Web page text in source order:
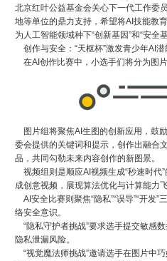
北京红叶公益基金会关心下一代工作委
地等单位的鼎力支持，希望将AI技能教
为人工智能领域种下“创新基因”和“安全基
创作与安全：“天枢杯”激发青少年AI潜
在AI创作比赛中，小选手们将分为图
图片组将聚焦AI生图的创新应用，鼓
委会提供的关键词和提示，创作出融合
品，共同勾勒未来内容创作的新图景。
视频组则是顺应AI视频生成“秒速时代
成创意视频，展现算法优化与计算能力
AI安全比赛则聚焦“隐私”“误导”“开发”
络安全意识。
“隐私守护者挑战”要求选手提交敏感
隐私泄漏风险。
“视觉魔法师挑战”邀请选手在图片中